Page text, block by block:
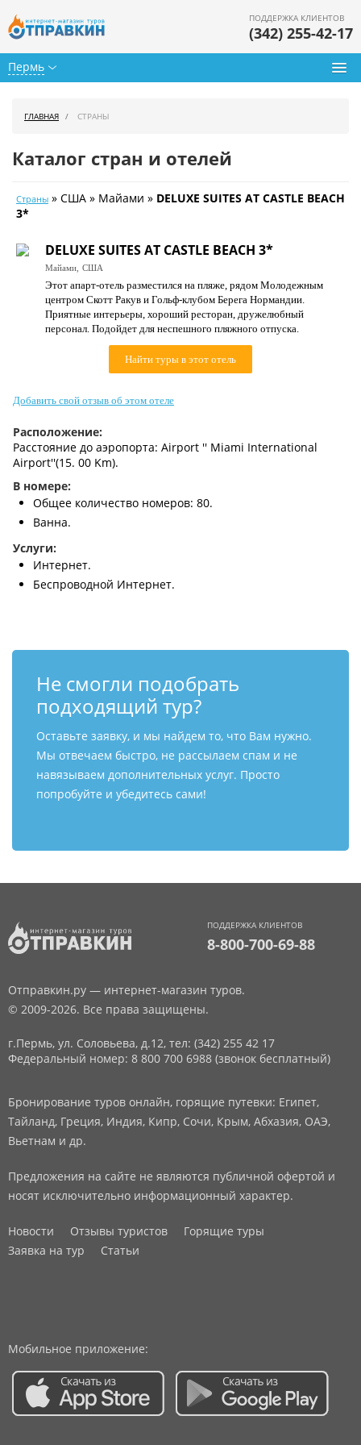
Пермь
ПОДДЕРЖКА КЛИЕНТОВ
(342) 255-42-17
Календарь туров
Цены дня
Страны
Как купить
ГЛАВНАЯ СТРАНЫ
Каталог стран и отелей
Страны » США » Майами » DELUXE SUITES AT CASTLE BEACH
3*
DELUXE SUITES AT CASTLE BEACH 3*
Майами, США
Этот апарт-отель разместился на пляже, рядом Молодежным
центром Скотт Ракув и Гольф-клубом Берега Нормандии.
Приятные интерьеры, хороший ресторан, дружелюбный
персонал. Подойдет для неспешного пляжного отпуска.
Найти туры в этот отель
Добавить свой отзыв об этом отеле
Расположение:
Расстояние до аэропорта: Airport '' Miami International
Airport''(15. 00 Km).
В номере:
Общее количество номеров: 80.
Ванна.
Услуги:
Интернет.
Беспроводной Интернет.
Не смогли подобрать
подходящий тур?
Оставьте заявку, и мы найдем то, что Вам нужно.
Мы отвечаем быстро, не рассылаем спам и не
навязываем дополнительных услуг. Просто
попробуйте и убедитесь сами!
ПОДДЕРЖКА КЛИЕНТОВ
8-800-700-69-88
Отправкин.ру — интернет-магазин туров.
© 2009-2026. Все права защищены.
г.Пермь, ул. Соловьева, д.12, тел: (342) 255 42 17
Федеральный номер: 8 800 700 6988 (звонок бесплатный)
Бронирование туров онлайн, горящие путевки: Египет,
Тайланд, Греция, Индия, Кипр, Сочи, Крым, Абхазия, ОАЭ,
Вьетнам и др.
Предложения на сайте не являются публичной офертой и
носят исключительно информационный характер.
Новости Отзывы туристов
Горящие туры
Заявка на тур
Статьи
Мобильное приложение: